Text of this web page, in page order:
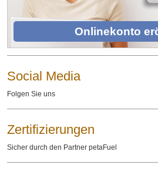
Onlinekonto
Social Media
Folgen Sie uns
Zertifizierungen
Sicher durch den Partner petaFuel